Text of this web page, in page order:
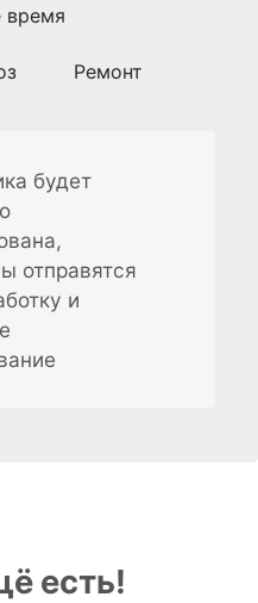
время
Ремонт
будет
отправятся
и
есть!